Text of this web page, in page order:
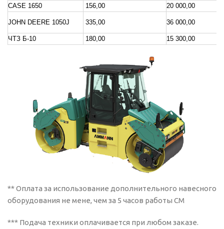
CASE 1650
156,00 20 000,00
JOHN DEERE 1050J 335,00 36 000,00
ЧТЗ Б-10 180,00 15 300,00
** Оплата за использование дополнительного навесного
оборудования не мене, чем за 5 часов работы СМ
*** Подача техники оплачивается при любом заказе.